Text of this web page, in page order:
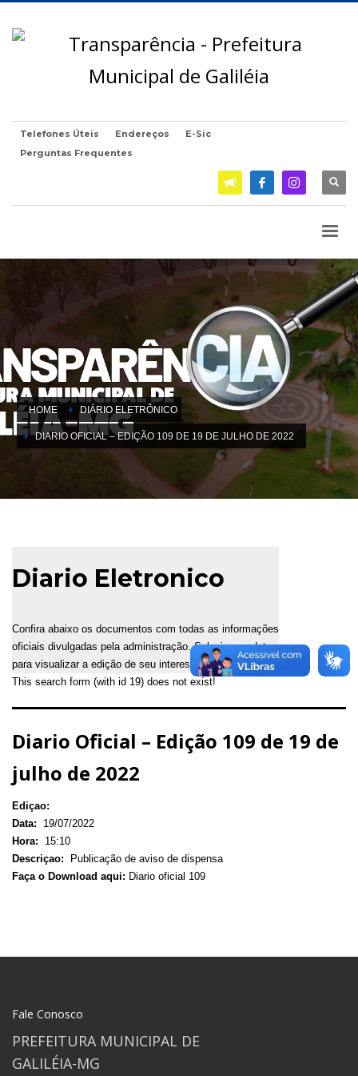
Telefones Úteis Endereços
E-Sic
Perguntas Frequentes
HOME DIÁRIO ELETRÔNICO
DIARIO OFICIAL – EDIÇÃO 109 DE 19 DE JULHO DE 2022
Diario Eletronico
Confira abaixo os documentos com todas as informações
oficiais divulgadas pela administração. Selecione a data
para visualizar a edição de seu interesse.
This search form (with id 19) does not exist!
Diario Oficial – Edição 109 de 19 de
julho de 2022
Ediçao:
Data:
19/07/2022
Hora:
15:10
Descriçao:
Publicação de aviso de dispensa
Faça o Download aqui: Diario oficial 109
Fale Conosco
PREFEITURA MUNICIPAL DE
GALILÉIA-MG